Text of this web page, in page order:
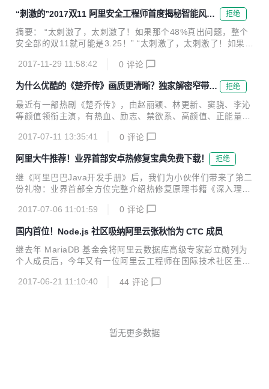
据的存储和查询问题，分别介绍了传统方案和采用表格存储(T
ableStore)的方案，并对方案优缺点进行了一些总结。 前言
气象数据是一类典型的大数据，具有数据量大、时效性高、数
据种类丰富等特点。气象数据中大量的数据是时空数据，记录
量，每天产生的数据量常在几十TB到上百TB的规模，且在爆
“刺激的”2017双11 阿里安全工程师首度揭秘智能风控
平台MTEE3
拒绝
摘要： “太刺激了，太刺激了！如果那个48%真出问题，整个
安全部的双11就可能是3.25！” “太刺激了，太刺激了！如果那
了推眼镜，语速明显快了一些。伴随着肢体语言，知命表现出
来的是程序员解除了重大Bug时的那种兴奋与激动。 用这部IM
DB评分最高的电影向阿里安全的工程师致敬 MTEE3是什么？
那个48%又是什么鬼？ 知命，阿里安全业务安全产品技术高
级专家，智能风控平台MTEE3的技术负责人。这一切，他向
文名称叫业务安全智能风控平台，最后面的3代表这是全新一
2017-11-29 11:58:42 0 评论
为什么优酷的《楚乔传》画质更清晰？独家解密窄带高
清技术
拒绝
最近有一部热剧《楚乔传》，由赵丽颖、林更新、窦骁、李沁
等颜值领衔主演，有热血、励志、禁欲系、高颜值、正能量这
月4日，《楚乔传》迎来上线之后的历史性时刻——成为史上
最快突破200亿网播量大关的周播剧。这也和优酷、爱奇艺、
腾讯视频等多家视频平台的支持密不可分。 在网综、网剧遍地
开花、IP集体大爆发的同时，各电视剧纷纷与在线视频平台合
作同步网络开播，时至今日，电视剧的网络播放量过百亿已经
频内容及多元化服务，已经成为了网民最为重要的休闲娱乐、
2017-07-11 13:35:41 0 评论
阿里大牛推荐！业界首部安卓热修复宝典免费下载！ 拒绝
继《阿里巴巴Java开发手册》后，我们为小伙伴们带来了第二
份礼物：业界首部全方位完整介绍热修复原理书籍《深入理解
写，现已免费开放下载。 下载方式见文末 2017年6月，阿里
案——Sophix。在Android热修复的三大领域：代码修复、资
源修复、SO修复方面，以及方案的安全性和易用性方面，Sop
hix都做到了业界领先。 《深入探索Android热修复技术原理》
淘技术团队对系统底层的原创性发现，是业界首部全方位完整
2017-07-06 11:01:59 0 评论
国内首位！Node.js 社区吸纳阿里云张秋怡为 CTC 成员
继去年 MariaDB 基金会将阿里云数据库高级专家彭立勋列为
个人成员后，今年又有一位阿里云工程师在国际技术社区重要
云应用服务团队工程师。2016年，她毕业于中山大学软件工
吸纳为CTC（核心技术委员会）成员，而这也使得她成为国内
2017-06-21 11:10:40 44 评论
暂无更多数据